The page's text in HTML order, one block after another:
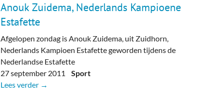
Anouk Zuidema, Nederlands Kampioene
Estafette
Afgelopen zondag is Anouk Zuidema, uit Zuidhorn,
Nederlands Kampioen Estafette geworden tijdens de
Nederlandse Estafette
27 september 2011Sport
Lees verder →